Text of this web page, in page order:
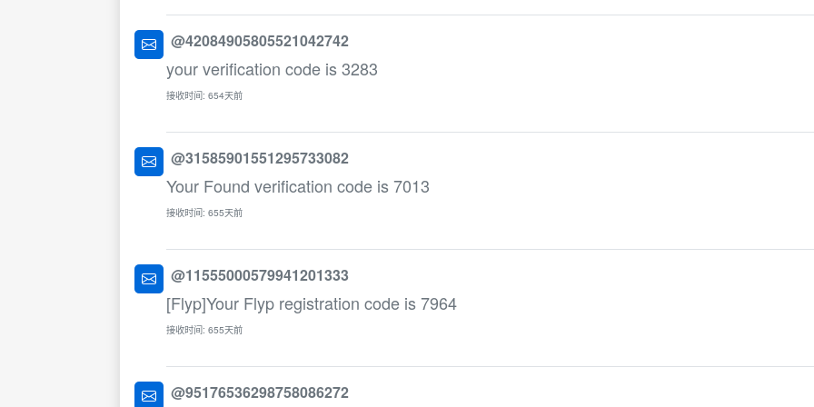
@42084905805521042742
your verification code is 3283
接收时间: 654天前
@31585901551295733082
Your Found verification code is 7013
接收时间: 655天前
@11555000579941201333
[Flyp]Your Flyp registration code is 7964
接收时间: 655天前
@95176536298758086272